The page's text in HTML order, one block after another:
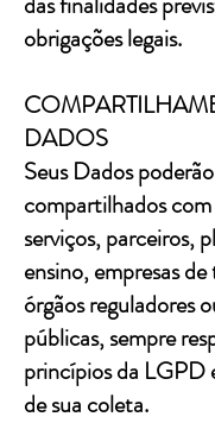
obrigações legais.
DADOS
Seus Dados
compartilhados
serviços, parceiros,
ensino, empresas
órgãos reguladores
públicas, sempre
princípios da LGPD
de sua coleta.